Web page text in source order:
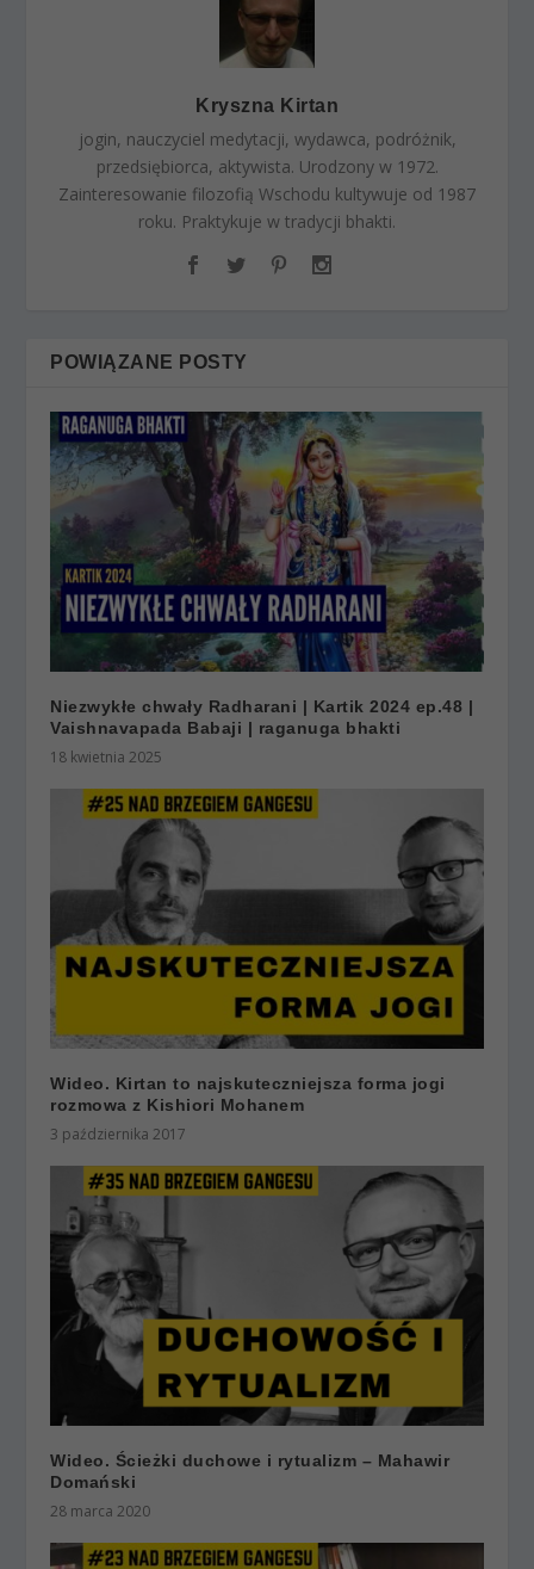
Kryszna Kirtan
jogin, nauczyciel medytacji, wydawca, podróżnik,
przedsiębiorca, aktywista. Urodzony w 1972.
Zainteresowanie filozofią Wschodu kultywuje od 1987
roku. Praktykuje w tradycji bhakti.
POWIĄZANE POSTY
Niezwykłe chwały Radharani | Kartik 2024 ep.48 |
Vaishnavapada Babaji | raganuga bhakti
18 kwietnia 2025
Wideo. Kirtan to najskuteczniejsza forma jogi
rozmowa z Kishiori Mohanem
3 października 2017
Wideo. Ścieżki duchowe i rytualizm – Mahawir
Domański
28 marca 2020